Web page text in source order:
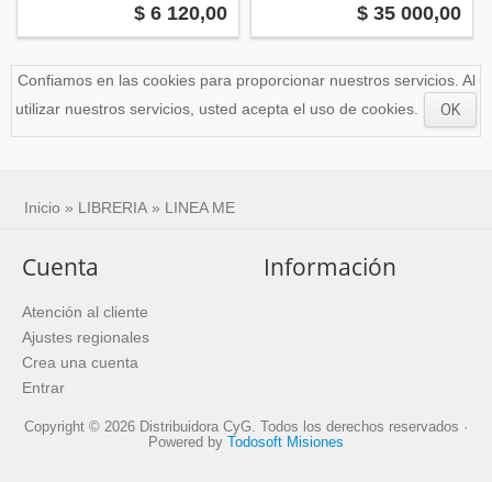
$ 6 120,00 $ 35 000,00
Confiamos en las cookies para proporcionar nuestros servicios. Al
utilizar nuestros servicios, usted acepta el uso de cookies.
OK
Inicio » LIBRERIA » LINEA ME
Cuenta
Atención al cliente
Ajustes regionales
Crea una cuenta
Entrar
Información
Copyright © 2026 Distribuidora CyG. Todos los derechos reservados ·
Powered by
Todosoft Misiones